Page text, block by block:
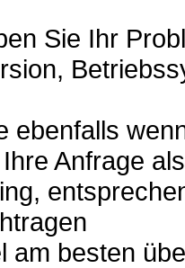
Sie Ihr
ebenfalls
Anfrage
am besten